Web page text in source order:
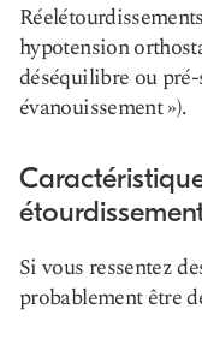
Réelétourdissements
hypotension
déséquilibre ou
évanouissement »).
Si vous ressentez
probablement être